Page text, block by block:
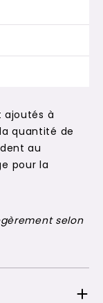
ajoutés à
quantité de
au
pour la
selon